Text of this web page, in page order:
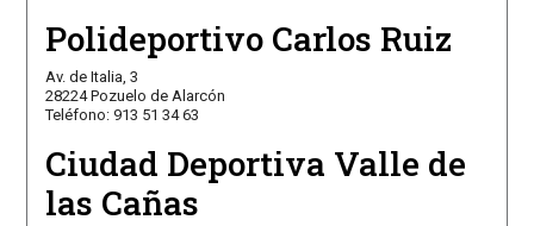
Polideportivo Carlos Ruiz
Av. de Italia, 3
28224 Pozuelo de Alarcón
Teléfono: 913 51 34 63
Ciudad Deportiva Valle de
las Cañas